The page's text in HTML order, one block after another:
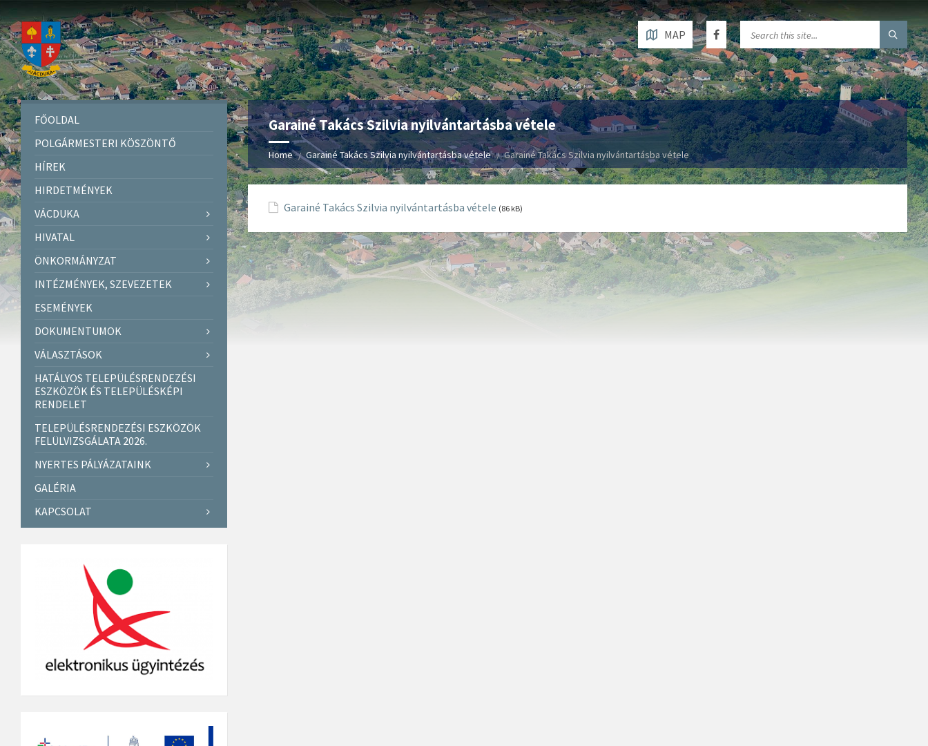
MAP
Garainé Takács Szilvia nyilvántartásba vétele
Home Garainé Takács Szilvia nyilvántartásba vétele Garainé Takács Szilvia nyilvántartásba vétele
Garainé Takács Szilvia nyilvántartásba vétele (86 kB)
FŐOLDAL
POLGÁRMESTERI KÖSZÖNTŐ
HÍREK
HIRDETMÉNYEK
VÁCDUKA
HIVATAL
ÖNKORMÁNYZAT
INTÉZMÉNYEK, SZEVEZETEK
ESEMÉNYEK
DOKUMENTUMOK
VÁLASZTÁSOK
HATÁLYOS TELEPÜLÉSRENDEZÉSI
ESZKÖZÖK ÉS TELEPÜLÉSKÉPI
RENDELET
TELEPÜLÉSRENDEZÉSI ESZKÖZÖK
FELÜLVIZSGÁLATA 2026.
NYERTES PÁLYÁZATAINK
GALÉRIA
KAPCSOLAT